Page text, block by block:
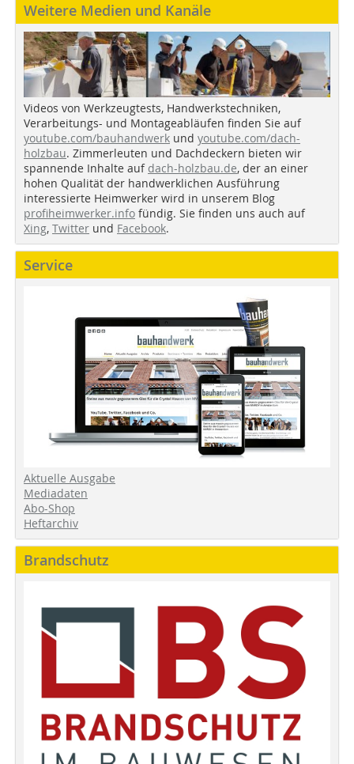
Weitere Medien und Kanäle
Videos von Werkzeugtests, Handwerkstechniken,
Verarbeitungs- und Montageabläufen finden Sie auf
youtube.com/bauhandwerk und youtube.com/dach-
holzbau. Zimmerleuten und Dachdeckern bieten wir
spannende Inhalte auf dach-holzbau.de, der an einer
hohen Qualität der handwerklichen Ausführung
interessierte Heimwerker wird in unserem Blog
profiheimwerker.info fündig. Sie finden uns auch auf
Xing, Twitter und Facebook.
Service
Aktuelle Ausgabe
Mediadaten
Abo-Shop
Heftarchiv
Brandschutz